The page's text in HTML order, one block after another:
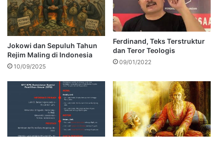
Jokowi dan Sepuluh Tahun
Rejim Maling di Indonesia
10/09/2025
Ferdinand, Teks Terstruktur
dan Teror Teologis
09/01/2022